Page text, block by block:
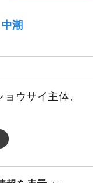
潮
ウサイ主体、